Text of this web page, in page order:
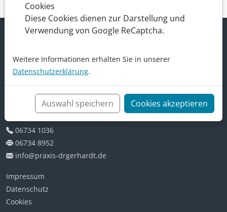
Gemeinschaftspraxis Dres. Gerhardt
Auf dem Saal 2
06734 1036
06734 8952
info@praxis-drgerhardt.de
Impressum
Datenschutz
Cookies
Cookies
Diese Cookies dienen zur Darstellung und
Verwendung von Google ReCaptcha.
Weitere Informationen erhalten Sie in unserer
Datenschutzerklärung.
Auswahl speichern Cookies akzeptieren